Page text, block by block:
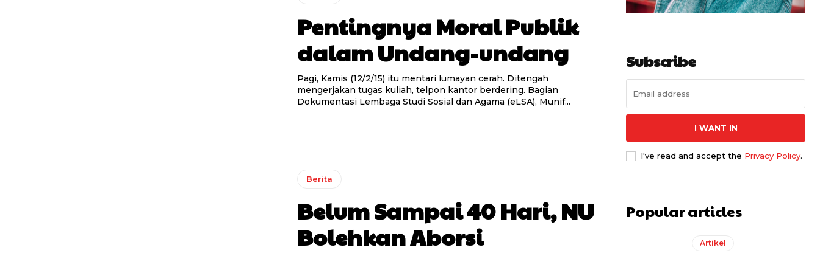
Pentingnya Moral Publik
dalam Undang-undang
Pagi, Kamis (12/2/15) itu mentari lumayan cerah. Ditengah
mengerjakan tugas kuliah, telpon kantor berdering. Bagian
Dokumentasi Lembaga Studi Sosial dan Agama (eLSA), Munif...
Berita
Belum Sampai 40 Hari, NU
Bolehkan Aborsi
Subscribe
I WANT IN
I've read and accept the Privacy Policy.
Popular articles
Artikel